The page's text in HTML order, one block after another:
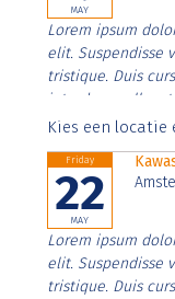
MAY
Lorem ipsum
elit. Suspendisse
tristique. Duis
interdum nulla,
Aenean faucibus
Kies een
Friday
22
MAY
Lorem ipsum
elit. Suspendisse
tristique. Duis